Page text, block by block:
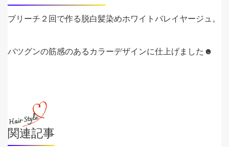
ブリーチ２回で作る脱白髪染めホワイトバレイヤージュ。
バツグンの筋感のあるカラーデザインに仕上げました☻
関連記事